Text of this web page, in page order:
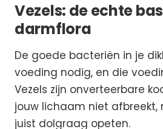
Vezels: de echte
darmflora
De goede bacteriën in je
voeding nodig, en die
Vezels zijn onverteerbare
jouw lichaam niet
juist dolgraag opeten.